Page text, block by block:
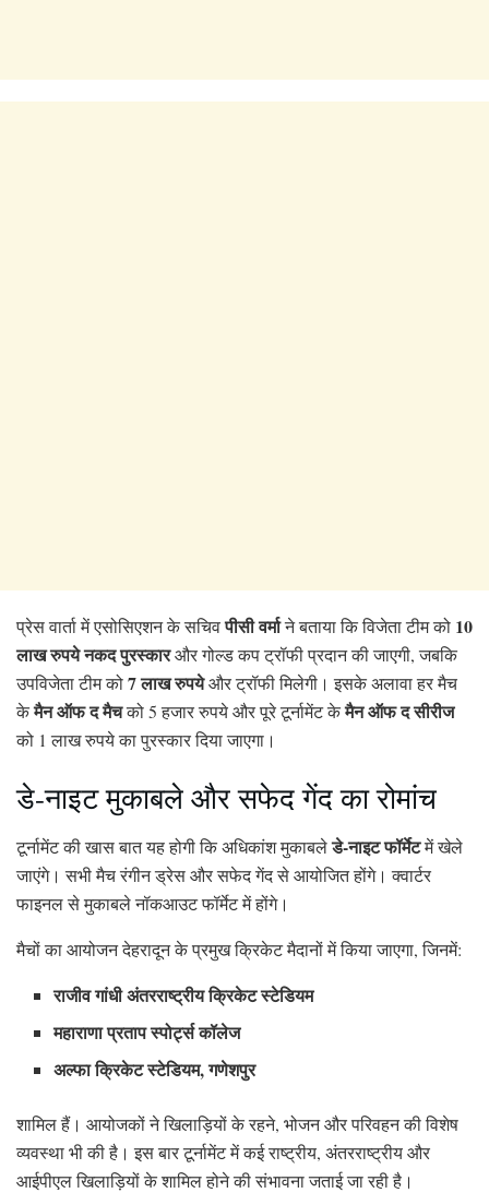
प्रेस वार्ता में एसोसिएशन के सचिवपीसी वर्माने बताया कि विजेता टीम को 10
लाख रुपये नकद पुरस्कारऔर गोल्ड कप ट्रॉफी प्रदान की जाएगी, जबकि
उपविजेता टीम को7 लाख रुपयेऔर ट्रॉफी मिलेगी। इसके अलावा हर मैच
केमैन ऑफ द मैचको 5 हजार रुपये और पूरे टूर्नामेंट केमैन ऑफ द सीरीज
को 1 लाख रुपये का पुरस्कार दिया जाएगा।
डे-नाइट मुकाबले और सफेद गेंद का रोमांच
टूर्नामेंट की खास बात यह होगी कि अधिकांश मुकाबलेडे-नाइट फॉर्मेटमें खेले
जाएंगे। सभी मैच रंगीन ड्रेस और सफेद गेंद से आयोजित होंगे। क्वार्टर
फाइनल से मुकाबले नॉकआउट फॉर्मेट में होंगे।
मैचों का आयोजन देहरादून के प्रमुख क्रिकेट मैदानों में किया जाएगा, जिनमें:
राजीव गांधी अंतरराष्ट्रीय क्रिकेट स्टेडियम
महाराणा प्रताप स्पोर्ट्स कॉलेज
अल्फा क्रिकेट स्टेडियम, गणेशपुर
शामिल हैं। आयोजकों ने खिलाड़ियों के रहने, भोजन और परिवहन की विशेष
व्यवस्था भी की है। इस बार टूर्नामेंट में कई राष्ट्रीय, अंतरराष्ट्रीय और
आईपीएल खिलाड़ियों के शामिल होने की संभावना जताई जा रही है।